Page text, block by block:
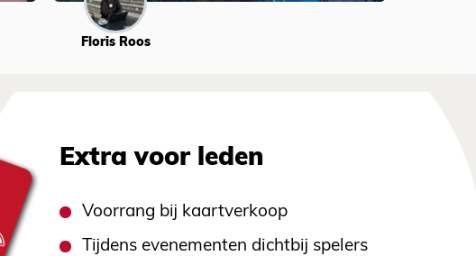
Floris Roos
Extra voor leden
Voorrang bij kaartverkoop
Tijdens evenementen dichtbij spelers